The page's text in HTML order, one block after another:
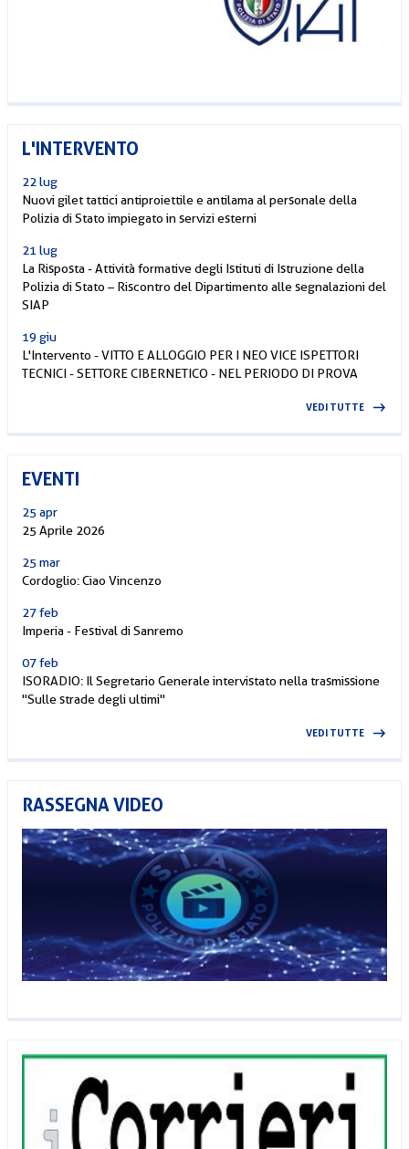
L'INTERVENTO
22 lug
Nuovi gilet tattici antiproiettile e antilama al personale della
Polizia di Stato impiegato in servizi esterni
21 lug
La Risposta - Attività formative degli Istituti di Istruzione della
Polizia di Stato – Riscontro del Dipartimento alle segnalazioni del
SIAP
19 giu
L'Intervento - VITTO E ALLOGGIO PER I NEO VICE ISPETTORI
TECNICI - SETTORE CIBERNETICO - NEL PERIODO DI PROVA
VEDI TUTTE
EVENTI
25 apr
25 Aprile 2026
25 mar
Cordoglio: Ciao Vincenzo
27 feb
Imperia - Festival di Sanremo
07 feb
ISORADIO: Il Segretario Generale intervistato nella trasmissione
"Sulle strade degli ultimi"
VEDI TUTTE
RASSEGNA VIDEO